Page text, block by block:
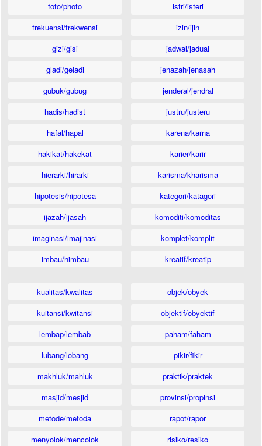
foto/photo
frekuensi/frekwensi
gizi/gisi
gladi/geladi
gubuk/gubug
hadis/hadist
hafal/hapal
hakikat/hakekat
hierarki/hirarki
hipotesis/hipotesa
ijazah/ijasah
imaginasi/imajinasi
imbau/himbau
istri/isteri
izin/ijin
jadwal/jadual
jenazah/jenasah
jenderal/jendral
justru/justeru
karena/karna
karier/karir
karisma/kharisma
kategori/katagori
komoditi/komoditas
komplet/komplit
kreatif/kreatip
kualitas/kwalitas
kuitansi/kwitansi
lembap/lembab
lubang/lobang
makhluk/mahluk
masjid/mesjid
metode/metoda
menyolok/mencolok
objek/obyek
objektif/obyektif
paham/faham
pikir/fikir
praktik/praktek
provinsi/propinsi
rapot/rapor
risiko/resiko